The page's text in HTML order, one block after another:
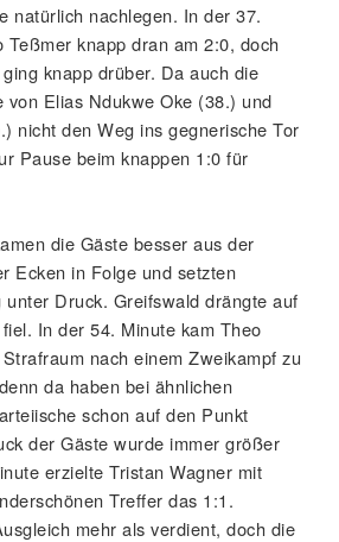
natürlich nachlegen. In der 37.
knapp dran am 2:0, doch
knapp drüber. Da auch die
von Elias Ndukwe Oke (38.) und
nicht den Weg ins gegnerische Tor
Pause beim knappen 1:0 für
die Gäste besser aus der
Ecken in Folge und setzten
Druck. Greifswald drängte auf
In der 54. Minute kam Theo
nach einem Zweikampf zu
da haben bei ähnlichen
schon auf den Punkt
der Gäste wurde immer größer
erzielte Tristan Wagner mit
Treffer das 1:1.
mehr als verdient, doch die